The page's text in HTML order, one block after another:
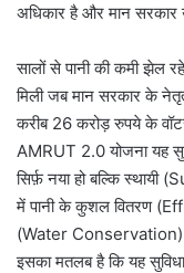
अधिकार है और मान सरकार
सालों से पानी की कमी झेल
मिली जब मान सरकार के
करीब 26 करोड़ रुपये के
AMRUT 2.0 योजना यह
सिर्फ़ नया हो बल्कि
में पानी के कुशल वितरण
(Water Conservation)
इसका मतलब है कि यह